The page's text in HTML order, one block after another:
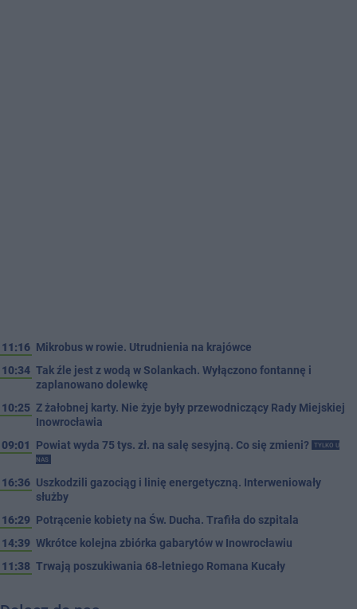
11:16 Mikrobus w rowie. Utrudnienia na krajówce
10:34 Tak źle jest z wodą w Solankach. Wyłączono fontannę i
zaplanowano dolewkę
10:25 Z żałobnej karty. Nie żyje były przewodniczący Rady Miejskiej
Inowrocławia
09:01
Powiat wyda 75 tys. zł. na salę sesyjną. Co się zmieni?
TYLKO U
NAS
16:36 Uszkodzili gazociąg i linię energetyczną. Interweniowały
służby
16:29 Potrącenie kobiety na Św. Ducha. Trafiła do szpitala
14:39 Wkrótce kolejna zbiórka gabarytów w Inowrocławiu
11:38 Trwają poszukiwania 68-letniego Romana Kucały